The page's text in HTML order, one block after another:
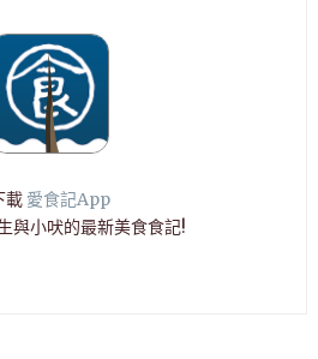
載 愛食記App
與小吠的最新美食食記!